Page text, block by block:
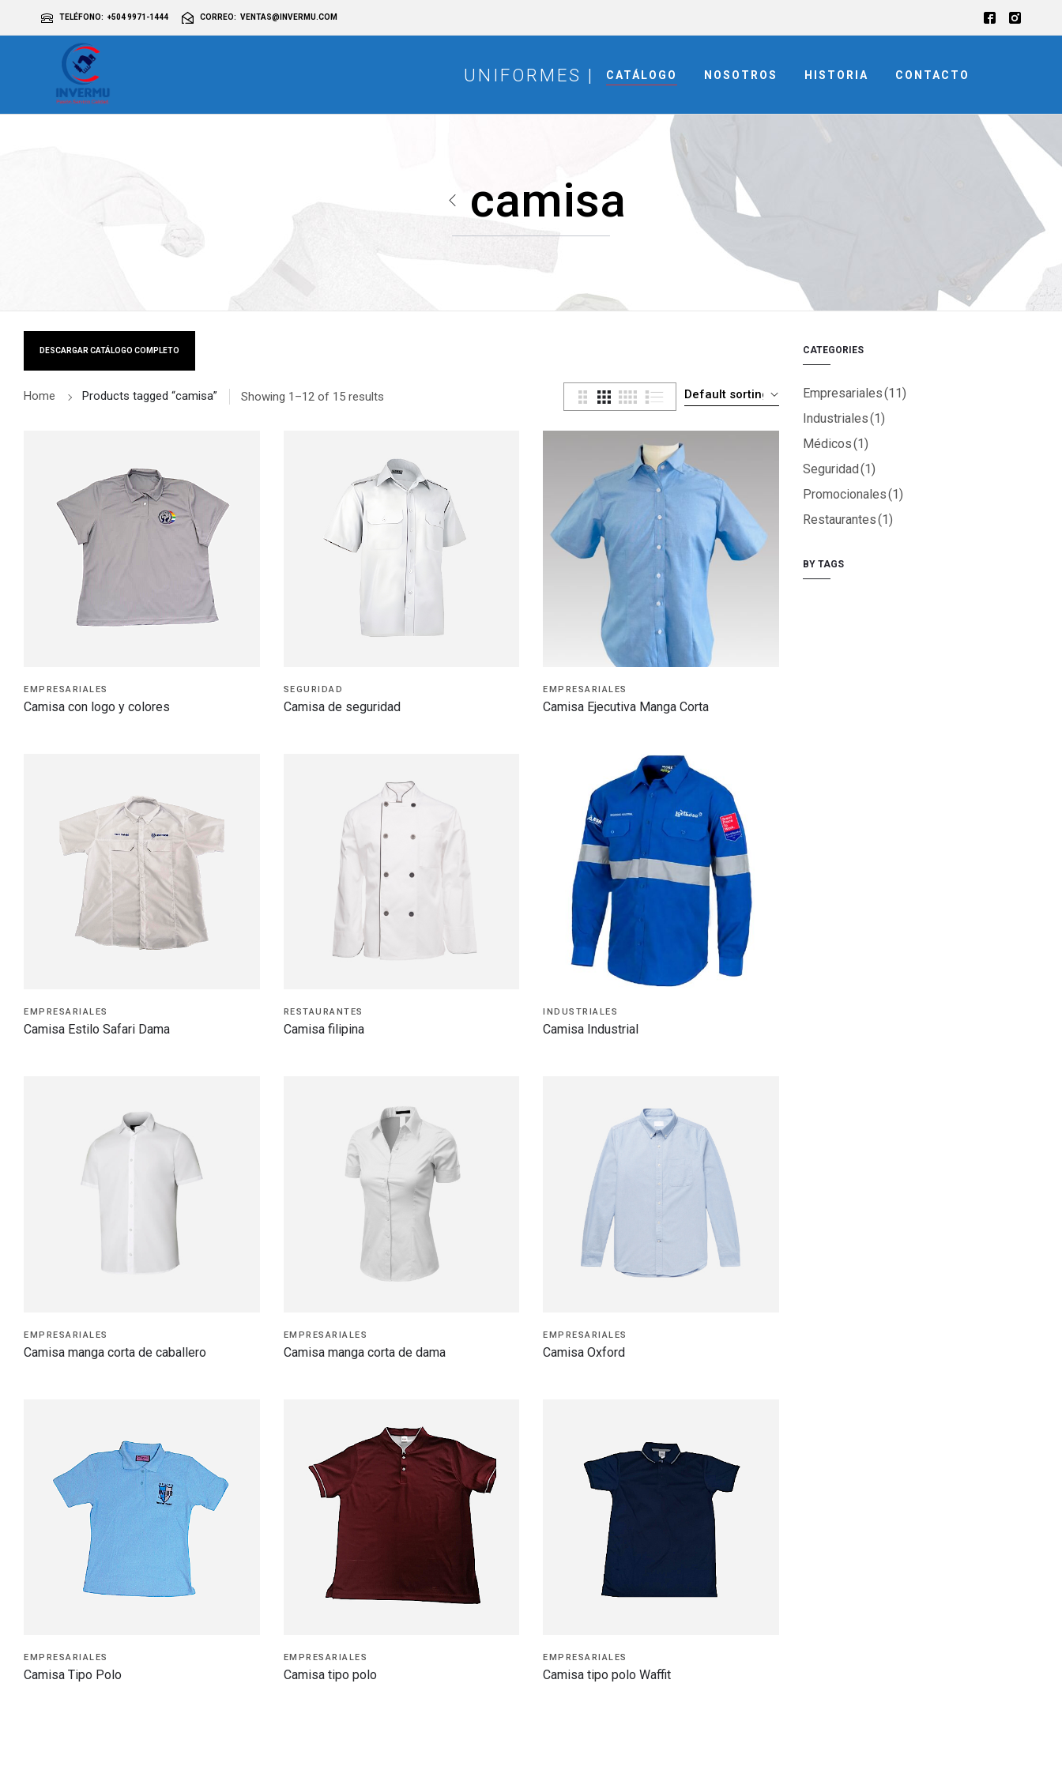
TELÉFONO +504 9971-1444 CORREO VENTAS@INVERMU.COM
CATÁLOGO NOSOTROS HISTORIA CONTACTO
camisa
CATEGORIES
Empresariales(11)
Industriales(1)
Médicos(1)
Seguridad(1)
Promocionales(1)
Restaurantes(1)
BY TAGS
DESCARGAR CATÁLOGO COMPLETO
Home Products tagged “camisa” Showing 1–12 of 15 results
EMPRESARIALES
Camisa con logo y colores
SEGURIDAD
Camisa de seguridad
EMPRESARIALES
Camisa Ejecutiva Manga Corta
EMPRESARIALES
Camisa Estilo Safari Dama
RESTAURANTES
Camisa filipina
INDUSTRIALES
Camisa Industrial
EMPRESARIALES
Camisa manga corta de caballero
EMPRESARIALES
Camisa manga corta de dama
EMPRESARIALES
Camisa Oxford
EMPRESARIALES
Camisa Tipo Polo
EMPRESARIALES
Camisa tipo polo
EMPRESARIALES
Camisa tipo polo Waffit